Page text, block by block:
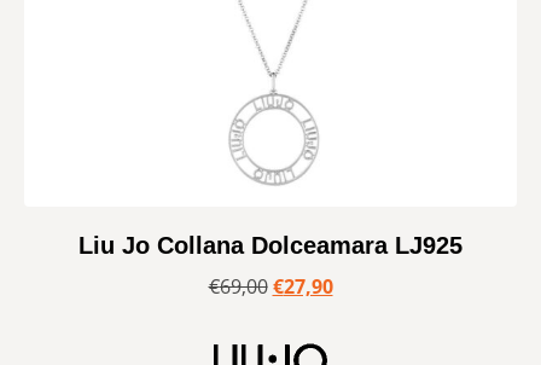
Liu Jo Collana Dolceamara LJ925
€69,00 €27,90